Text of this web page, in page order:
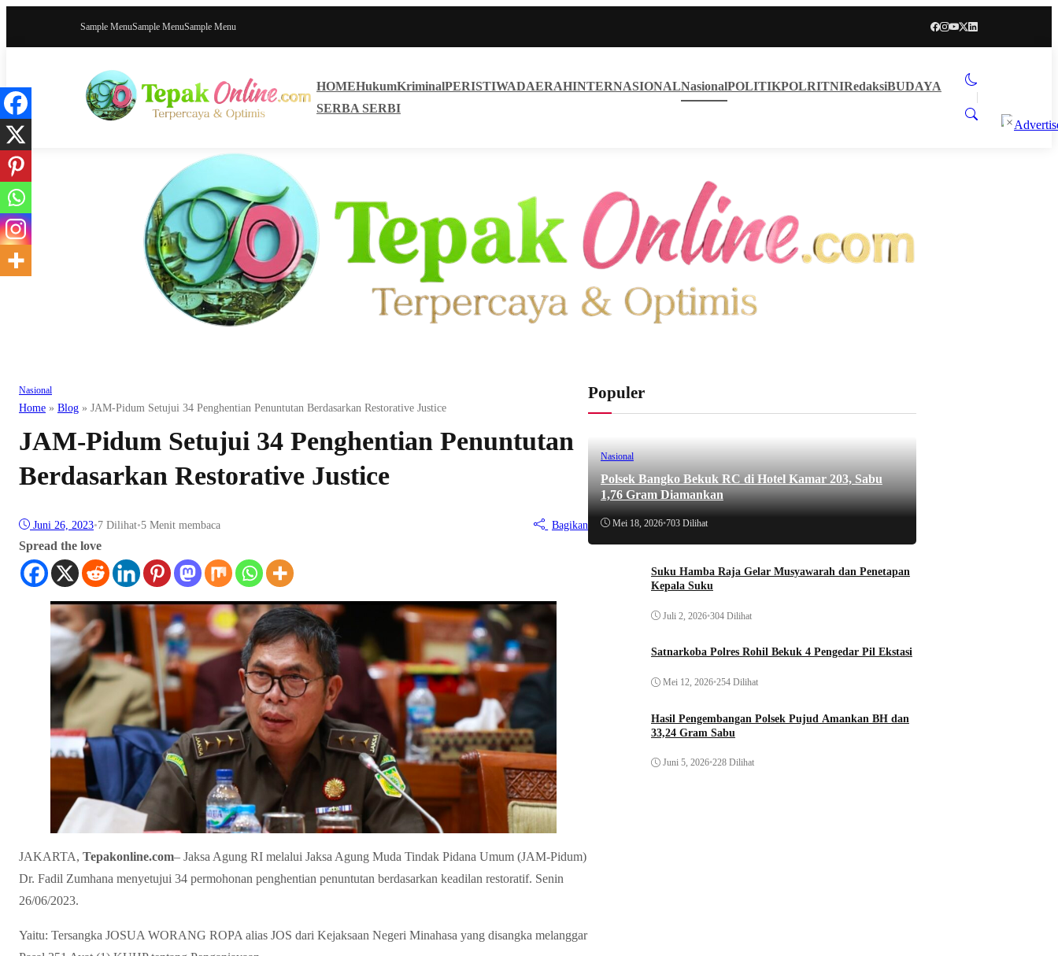
Sample MenuSample MenuSample Menu
HOMEHukumKriminalPERISTIWADAERAHINTERNASIONALNasionalPOLITIKPOLRITNIRedaksiBUDAYA
SERBA SERBI
Nasional
Home » Blog » JAM-Pidum Setujui 34 Penghentian Penuntutan Berdasarkan Restorative Justice
JAM-Pidum Setujui 34 Penghentian Penuntutan
Berdasarkan Restorative Justice
Juni 26, 2023•7 Dilihat•5 Menit membaca Bagikan
Spread the love
JAKARTA, Tepakonline.com– Jaksa Agung RI melalui Jaksa Agung Muda Tindak Pidana Umum (JAM-Pidum)
Dr. Fadil Zumhana menyetujui 34 permohonan penghentian penuntutan berdasarkan keadilan restoratif. Senin
26/06/2023.
Yaitu: Tersangka JOSUA WORANG ROPA alias JOS dari Kejaksaan Negeri Minahasa yang disangka melanggar
Populer
Nasional
Polsek Bangko Bekuk RC di Hotel Kamar 203, Sabu
1,76 Gram Diamankan
Mei 18, 2026•703 Dilihat
Suku Hamba Raja Gelar Musyawarah dan Penetapan
Kepala Suku
Juli 2, 2026•304 Dilihat
Satnarkoba Polres Rohil Bekuk 4 Pengedar Pil Ekstasi
Mei 12, 2026•254 Dilihat
Hasil Pengembangan Polsek Pujud Amankan BH dan
33,24 Gram Sabu
Juni 5, 2026•228 Dilihat
×